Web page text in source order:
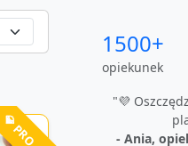
💎 PRO
1500+
opiekunek
"💜
- Ania,